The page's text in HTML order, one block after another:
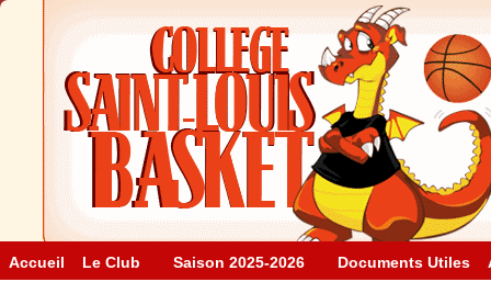
Accueil Le Club Saison 2025-2026 Documents Utiles